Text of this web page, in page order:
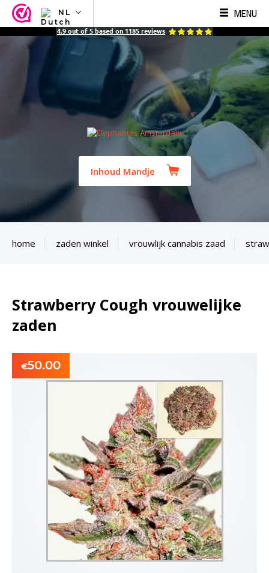
NL
NL
ES
MENU
4.9 out of 5 based on 1185 reviews
Inhoud Mandje
home zaden winkel vrouwlijk cannabis zaad
Strawberry Cough vrouwelijke
zaden
€50.00